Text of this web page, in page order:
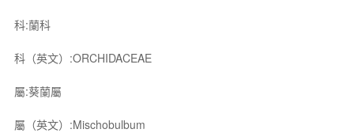
科:蘭科
科（英文）:ORCHIDACEAE
屬:葵蘭屬
屬（英文）:Mischobulbum